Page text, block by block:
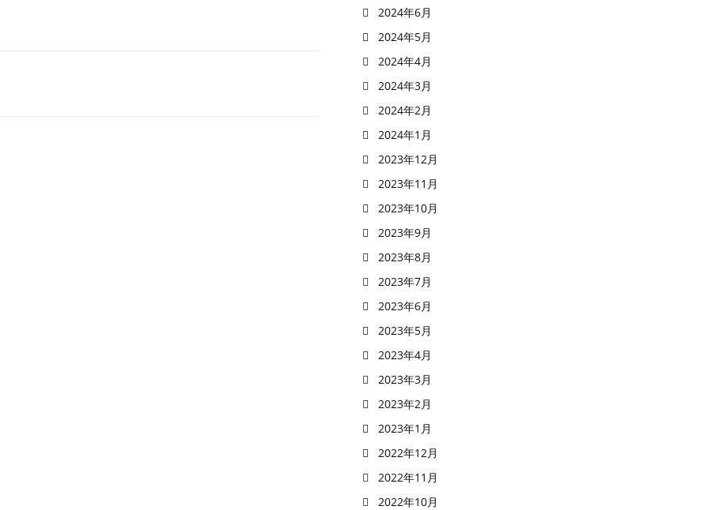
2024年6月
2024年5月
2024年4月
2024年3月
2024年2月
2024年1月
2023年12月
2023年11月
2023年10月
2023年9月
2023年8月
2023年7月
2023年6月
2023年5月
2023年4月
2023年3月
2023年2月
2023年1月
2022年12月
2022年11月
2022年10月